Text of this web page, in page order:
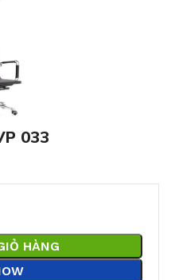
033
HÀNG